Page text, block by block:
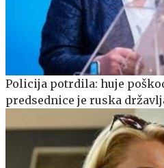
Policija potrdila: huje
predsednice je ruska